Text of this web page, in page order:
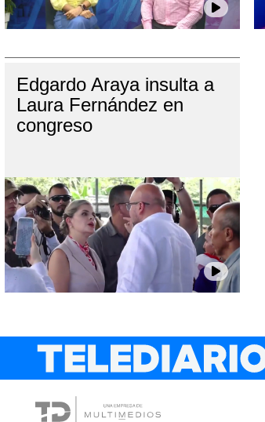
Edgardo Araya insulta a
Laura Fernández en
congreso